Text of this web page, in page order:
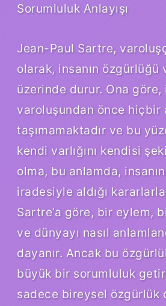
Sorumluluk Anlayışı
Jean-Paul Sartre,
olarak, insanın özgürlüğü
üzerinde durur. Ona göre,
varoluşundan önce hiçbir
taşımamaktadır ve bu
kendi varlığını kendisi
olma, bu anlamda,
iradesiyle aldığı
Sartre’a göre, bir eylem,
ve dünyayı nasıl
dayanır. Ancak bu
büyük bir sorumluluk
sadece bireysel özgürlük